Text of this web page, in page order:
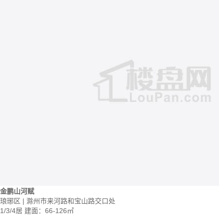
金鹏山河赋
琅琊区 | 滁州市来河路和宝山路交口处
1/3/4居 建面：66-126㎡